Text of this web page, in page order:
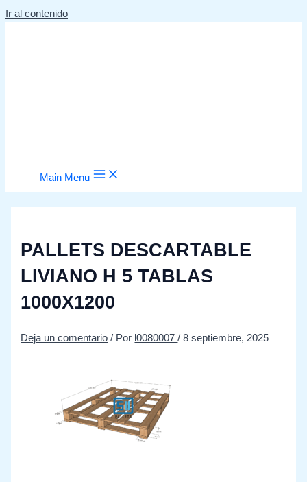
Ir al contenido
Main Menu
PALLETS DESCARTABLE
LIVIANO H 5 TABLAS
1000X1200
Deja un comentario / Por l0080007/8 septiembre, 2025